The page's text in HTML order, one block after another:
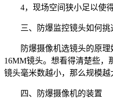
4，现场空间狭小足以使
三、防爆监控镜头如何挑
防爆摄像机选镜头的原
16MM镜头。想看得清楚些，
镜头毫米数越小，那么规模越
四、防爆摄像机的装置